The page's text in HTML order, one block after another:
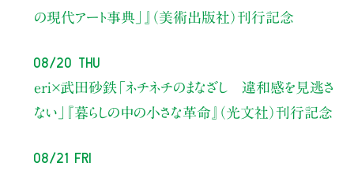
の現代アート事典」』（美術出版社）刊行記念
08/20 Thu
eri×武田砂鉄「ネチネチのまなざし 違和感を見逃さ
ない」
『暮らしの中の小さな革命』（光文社）刊行記念
08/21 Fri